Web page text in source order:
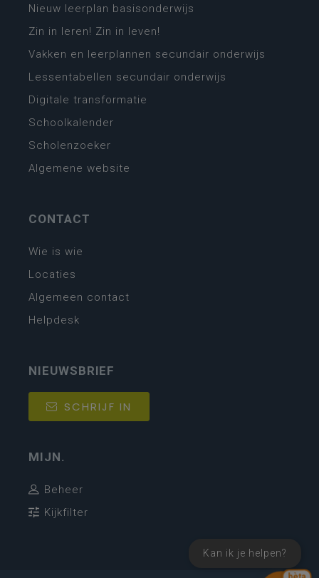
Kan ik je helpen?
Nieuw leerplan basisonderwijs
Zin in leren! Zin in leven!
Vakken en leerplannen secundair onderwijs
Lessentabellen secundair onderwijs
Digitale transformatie
Schoolkalender
Scholenzoeker
Algemene website
CONTACT
Wie is wie
Locaties
Algemeen contact
Helpdesk
NIEUWSBRIEF
SCHRIJF IN
MIJN.
Beheer
Kijkfilter